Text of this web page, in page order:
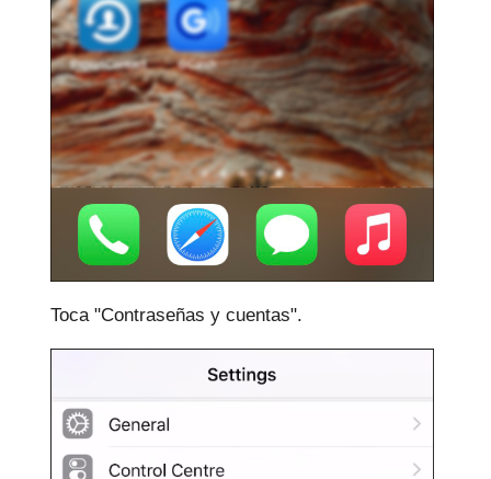
Toca "Contraseñas y cuentas".